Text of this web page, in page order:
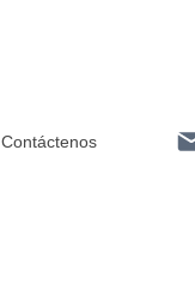
Contáctenos